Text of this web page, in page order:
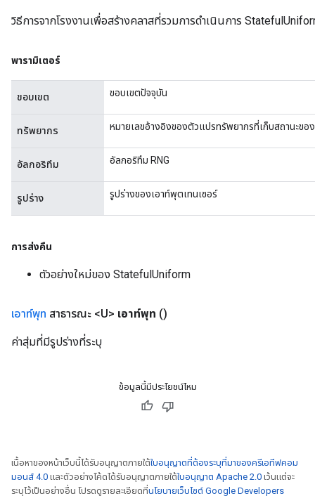
วิธีการจากโรงงานเพื่อสร้างคลาสที่รวมการดำเนินการ
พารามิเตอร์
ขอบเขต ขอบเขตปัจจุบัน
ทรัพยากร หมายเลขอ้างอิงของตัวแปรทรัพยากรที่เก็บสถานะของ
อัลกอริทึม อัลกอริทึม RNG
รูปร่าง รูปร่างของเอาท์พุตเทนเซอร์
การส่งคืน
ตัวอย่างใหม่ของ StatefulUniform
เอาท์พุท สาธารณะ <U> เอาท์พุท ()
ค่าสุ่มที่มีรูปร่างที่ระบุ
ข้อมูลนี้มีประโยชน์ไหม
เนื้อหาของหน้าเว็บนี้ได้รับอนุญาตภายใต้ใบอนุญาตที่ต้องระบุที่มาของครีเอทีฟคอม
มอนส์ 4.0 และตัวอย่างโค้ดได้รับอนุญาตภายใต้ใบอนุญาต Apache 2.0 เว้นแต่จะ
ระบุไว้เป็นอย่างอื่น โปรดดูรายละเอียดที่นโยบายเว็บไซต์ Google Developers